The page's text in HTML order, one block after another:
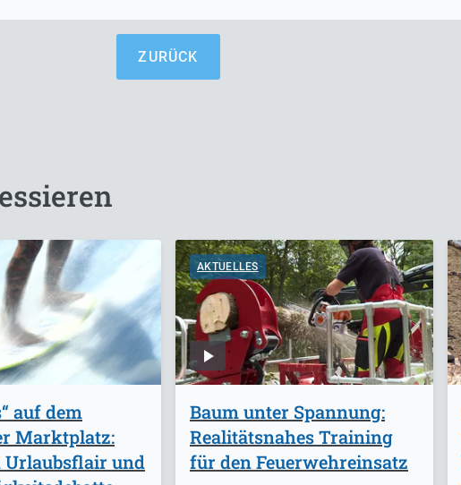
ZURÜCK
auf dem
Marktplatz:
Urlaubsflair und
AKTUELLES
Baum unter Spannung:
Realitätsnahes Training
für den Feuerwehreinsatz